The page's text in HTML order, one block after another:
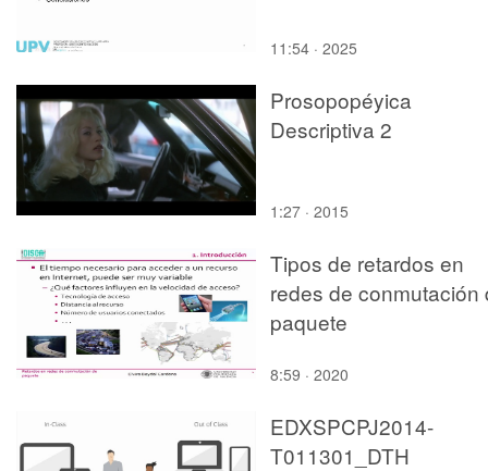
11:54 · 2025
Prosopopéyica
Descriptiva 2
1:27 · 2015
Tipos de retardos en
redes de conmutación
paquete
8:59 · 2020
EDXSPCPJ2014-
T011301_DTH